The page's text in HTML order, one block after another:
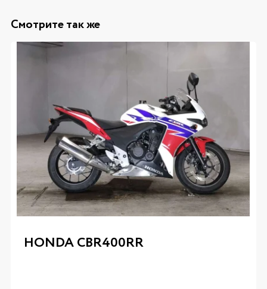
Смотрите так же
HONDA CBR400RR